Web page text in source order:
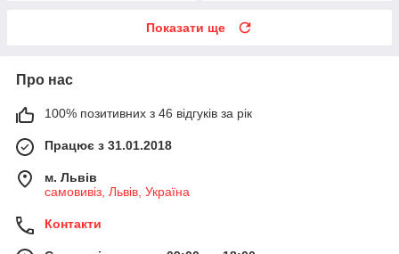
Показати ще
Про нас
100% позитивних з 46 відгуків за рік
Працює з 31.01.2018
м. Львів
самовивіз, Львів, Україна
Контакти